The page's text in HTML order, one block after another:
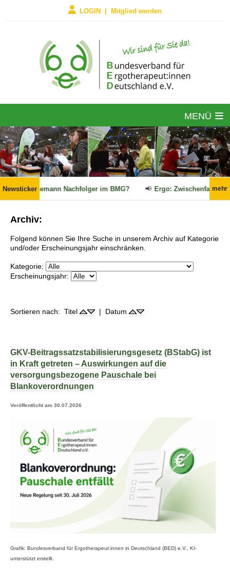
LOGIN | Mitglied werden
MENÜ
Newsticker
Linnemann Nachfolger im BMG? Ergo: Zwischenfazit desmehr
Archiv:
Folgend können Sie Ihre Suche in unserem Archiv auf Kategorie
und/oder Erscheinungsjahr einschränken.
Kategorie:
Erscheinungsjahr:
Sortieren nach: Titel | Datum
GKV-Beitragssatzstabilisierungsgesetz (BStabG) ist
in Kraft getreten – Auswirkungen auf die
versorgungsbezogene Pauschale bei
Blankoverordnungen
Veröffentlicht am 30.07.2026
Grafik: Bundesverband für Ergotherapeut:innen in Deutschland (BED) e.V., KI-
unterstützt erstellt.